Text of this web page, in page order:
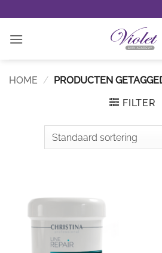
naar
inhoud
HOME / PRODUCTEN
FILTER